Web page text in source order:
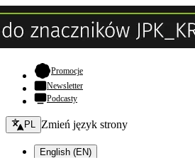
Promocje- otwiera się w nowej karcie
Newsletter
Podcasty
Zmień język - bieżący:
PL Zmień język strony
English (EN)